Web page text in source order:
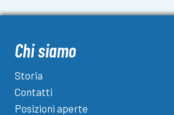
Chi siamo
Storia
Contatti
Posizioni aperte